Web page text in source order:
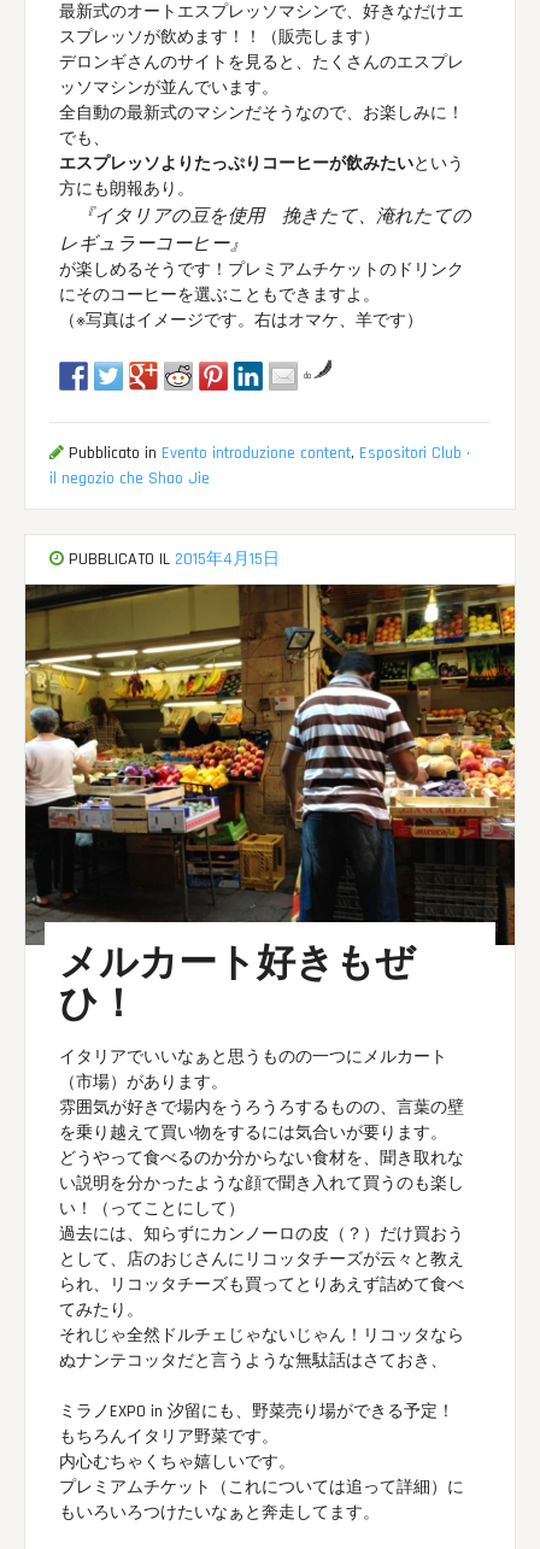
最新式のオートエスプレッソマシンで、好きなだけエ
スプレッソが飲めます！！（販売します）
デロンギさんのサイト を見ると、たくさんのエスプレ
ッソマシンが並んでいます。
全自動の最新式のマシンだそうなので、お楽しみに！
でも、
エスプレッソよりたっぷりコーヒーが飲みたいという
方にも朗報あり。
『イタリアの豆を使用 挽きたて、淹れたての
レギュラーコーヒー』
が楽しめるそうです！プレミアムチケットのドリンク
にそのコーヒーを選ぶこともできますよ。
（※写真はイメージです。右はオマケ、羊です）
da
Pubblicato in Evento introduzione content, Espositori Club ·
il negozio che Shao Jie
PUBBLICATO IL 2015年4月15日
メルカート好きもぜ
ひ！
イタリアでいいなぁと思うものの一つにメルカート
（市場）があります。
雰囲気が好きで場内をうろうろするものの、言葉の壁
を乗り越えて買い物をするには気合いが要ります。
どうやって食べるのか分からない食材を、聞き取れな
い説明を分かったような顔で聞き入れて買うのも楽し
い！（ってことにして）
過去には、知らずにカンノーロの皮（？）だけ買おう
として、店のおじさんにリコッタチーズが云々と教え
られ、リコッタチーズも買ってとりあえず詰めて食べ
てみたり。
それじゃ全然ドルチェじゃないじゃん！リコッタなら
ぬナンテコッタだと言うような無駄話はさておき、
ミラノEXPO in 汐留にも、野菜売り場ができる予定！
もちろんイタリア野菜です。
内心むちゃくちゃ嬉しいです。
プレミアムチケット（これについては追って詳細）に
もいろいろつけたいなぁと奔走してます。